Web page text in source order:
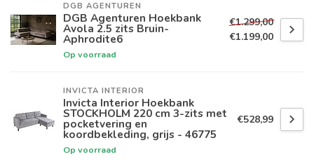
DGB AGENTUREN
DGB Agenturen Hoekbank
Avola 2.5 zits Bruin-
Aphrodite6
Op voorraad
€1.299,00
€1.199,00
INVICTA INTERIOR
Invicta Interior Hoekbank
STOCKHOLM 220 cm 3-zits met
pocketvering en
koordbekleding, grijs - 46775
Op voorraad
€528,99